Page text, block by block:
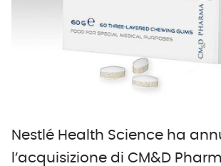
Nestlé Health Science ha
l’acquisizione di CM&D